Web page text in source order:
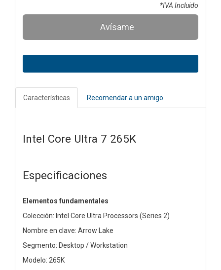
*IVA Incluido
Avísame
Características Recomendar a un amigo
Intel Core Ultra 7 265K
Especificaciones
Elementos fundamentales
Colección: Intel Core Ultra Processors (Series 2)
Nombre en clave: Arrow Lake
Segmento: Desktop / Workstation
Modelo: 265K